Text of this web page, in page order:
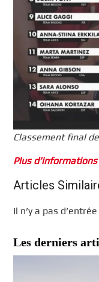
Classement final
Plus d’informations
Articles
Il n’y a pas
Les derniers